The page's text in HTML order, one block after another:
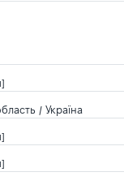
/ Україна